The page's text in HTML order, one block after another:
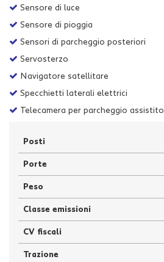
Sensore di luce
Sensore di pioggia
Sensori di parcheggio posteriori
Servosterzo
Navigatore satellitare
Specchietti laterali elettrici
Telecamera per parcheggio assistito
Posti
Porte
Peso
Classe emissioni
CV fiscali
Trazione